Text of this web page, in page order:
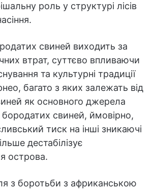
роль у структурі лісів
свиней виходить за
втрат, суттєво впливаючи
та культурні традиції
багато з яких залежать від
як основного джерела
бородатих свиней, ймовірно,
тиск на інші зникаючі
дестабілізує
острова.
з боротьби з африканською